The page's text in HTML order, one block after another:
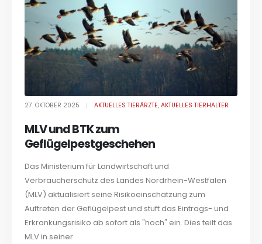
27. OKTOBER 2025 AKTUELLES TIERÄRZTE,AKTUELLES TIERHALTER
MLV und BTK zum
Geflügelpestgeschehen
Das Ministerium für Landwirtschaft und
Verbraucherschutz des Landes Nordrhein-Westfalen
(MLV) aktualisiert seine Risikoeinschätzung zum
Auftreten der Geflügelpest und stuft das Eintrags- und
Erkrankungsrisiko ab sofort als "hoch" ein. Dies teilt das
MLV in seiner